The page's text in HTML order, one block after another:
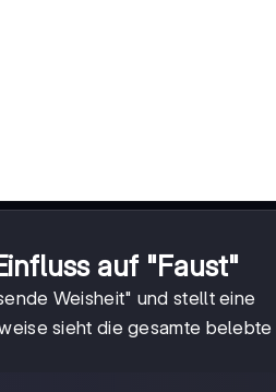
auf "Faust"
Weisheit" und stellt eine
sieht die gesamte belebte